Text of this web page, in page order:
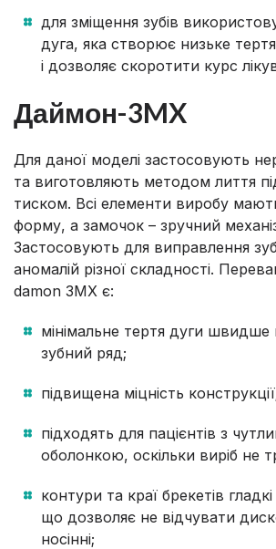
для зміщення зубів
дуга, яка створює низьке тертя
і дозволяє скоротити курс
Даймон-3MX
Для даної моделі застосовують
та виготовляють методом лиття
тиском. Всі елементи виробу
форму, а замочок – зручний
Застосовують для виправлення
аномалій різної складності.
damon 3MX є:
мінімальне тертя дуги швидше
зубний ряд;
підвищена міцність
підходять для пацієнтів з
оболонкою, оскільки виріб не
контури та краї брекетів
що дозволяє не відчувати
носінні;